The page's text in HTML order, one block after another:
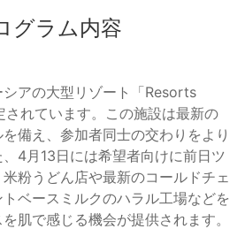
グラム内容
アの大型リゾート「Resorts
れています。この施設は最新の
備え、参加者同士の交わりをより
4月13日には希望者向けに前日ツ
粉うどん店や最新のコールドチェ
ベースミルクのハラル工場などを
肌で感じる機会が提供されます。